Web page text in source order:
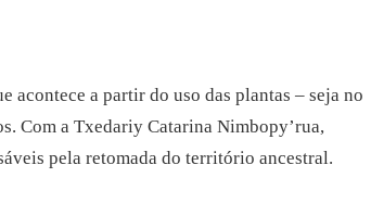
acontece a partir do uso das plantas – seja no
Com a Txedariy Catarina Nimbopy’rua,
pela retomada do território ancestral.